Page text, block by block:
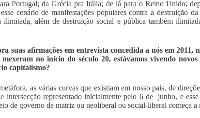
Portugal; da Grécia pra Itália; de lá para o Reino Unido;
cenário de manifestações populares contra a destruição da
ilimitada, além de destruição social e pública também
suas afirmações em entrevista concedida a nós em 2011,
mexeram no início do século 20, estávamos vivendo
capitalismo?
as várias curvas que existiam em nosso país, de
intersecção representado inicialmente pelo 6 de junho, e
de governo de matriz ou neoliberal ou social-liberal começa a